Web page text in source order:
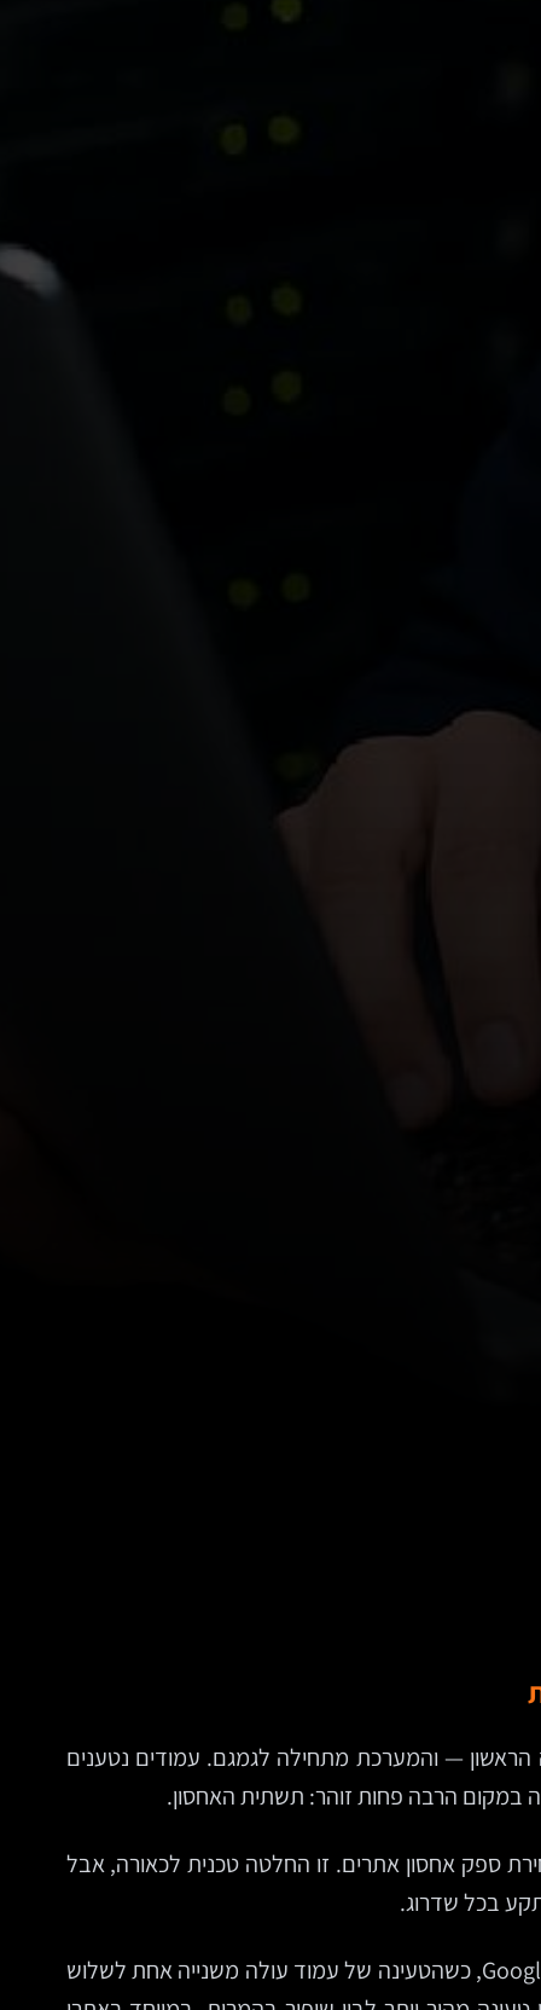
הראשון — והמערכת מתחילה לגמגם. עמודים נטענים
במקום הרבה פחות זוהר: תשתית האחסון.
ספק אחסון אתרים. זו החלטה טכנית לכאורה, אבל
בכל שדרוג.
בשוק שבו כל שנייה משפיעה על יחס ההמרה, אחסון טוב הוא לא רק “מקום על שרת”. הוא שכבת תפעול קריטית. לפי Google, כשהטעינה של עמוד עולה משנייה אחת לשלוש